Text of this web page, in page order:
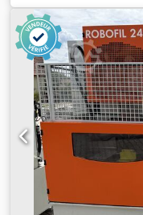
course de
CUT 2000S Année de
X = 350 mm, Y = 250
U/V : +/- 70 mm
de 100 mm
250 mm Poids
AGIE IPG-V Qualité
Diamètres de fil
l’option KIT 50
automatique du fil
(accessible de 2
AGIEJOGGER pour